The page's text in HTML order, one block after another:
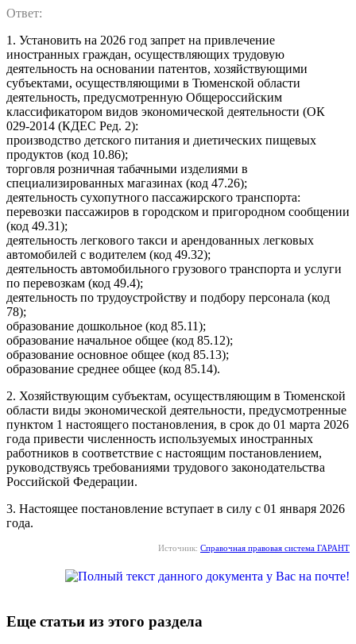
Ответ:
1. Установить на 2026 год запрет на привлечение
иностранных граждан, осуществляющих трудовую
деятельность на основании патентов, хозяйствующими
субъектами, осуществляющими в Тюменской области
деятельность, предусмотренную Общероссийским
классификатором видов экономической деятельности (ОК
029-2014 (КДЕС Ред. 2):
производство детского питания и диетических пищевых
продуктов (код 10.86);
торговля розничная табачными изделиями в
специализированных магазинах (код 47.26);
деятельность сухопутного пассажирского транспорта:
перевозки пассажиров в городском и пригородном сообщении
(код 49.31);
деятельность легкового такси и арендованных легковых
автомобилей с водителем (код 49.32);
деятельность автомобильного грузового транспорта и услуги
по перевозкам (код 49.4);
деятельность по трудоустройству и подбору персонала (код
78);
образование дошкольное (код 85.11);
образование начальное общее (код 85.12);
образование основное общее (код 85.13);
образование среднее общее (код 85.14).
2. Хозяйствующим субъектам, осуществляющим в Тюменской
области виды экономической деятельности, предусмотренные
пунктом 1 настоящего постановления, в срок до 01 марта 2026
года привести численность используемых иностранных
работников в соответствие с настоящим постановлением,
руководствуясь требованиями трудового законодательства
Российской Федерации.
3. Настоящее постановление вступает в силу с 01 января 2026
года.
Источник: Справочная правовая система ГАРАНТ
Еще статьи из этого раздела